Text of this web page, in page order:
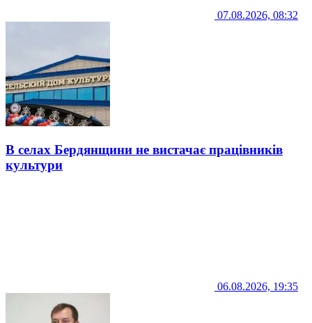
07.08.2026, 08:32
В селах Бердянщини не вистачає працівників
культури
06.08.2026, 19:35